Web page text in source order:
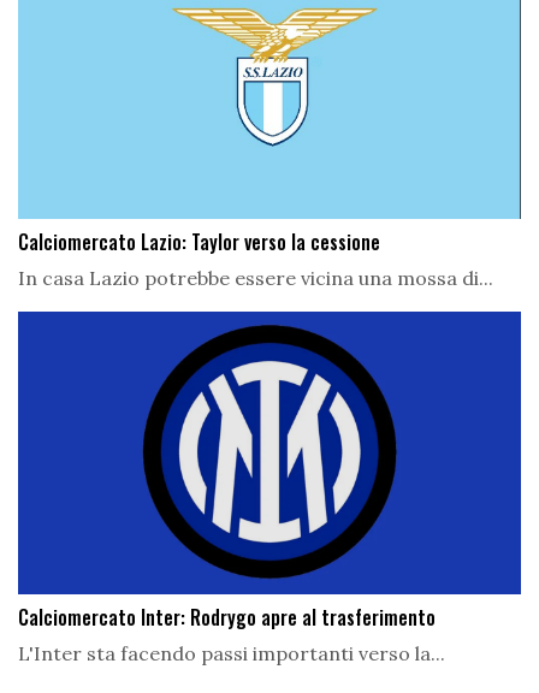
Calciomercato Lazio: Taylor verso la cessione
In casa Lazio potrebbe essere vicina una mossa di...
Calciomercato Inter: Rodrygo apre al trasferimento
L'Inter sta facendo passi importanti verso la...